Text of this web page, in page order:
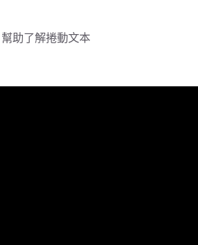
助了解捲動文本